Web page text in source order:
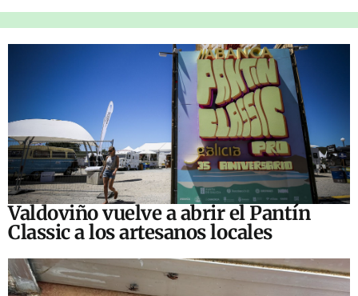
Valdoviño vuelve a abrir el Pantín
Classic a los artesanos locales